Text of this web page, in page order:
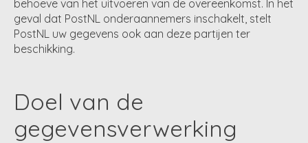
behoeve van het uitvoeren van de overeenkomst. In het
geval dat PostNL onderaannemers inschakelt, stelt
PostNL uw gegevens ook aan deze partijen ter
beschikking.
Doel van de
gegevensverwerking